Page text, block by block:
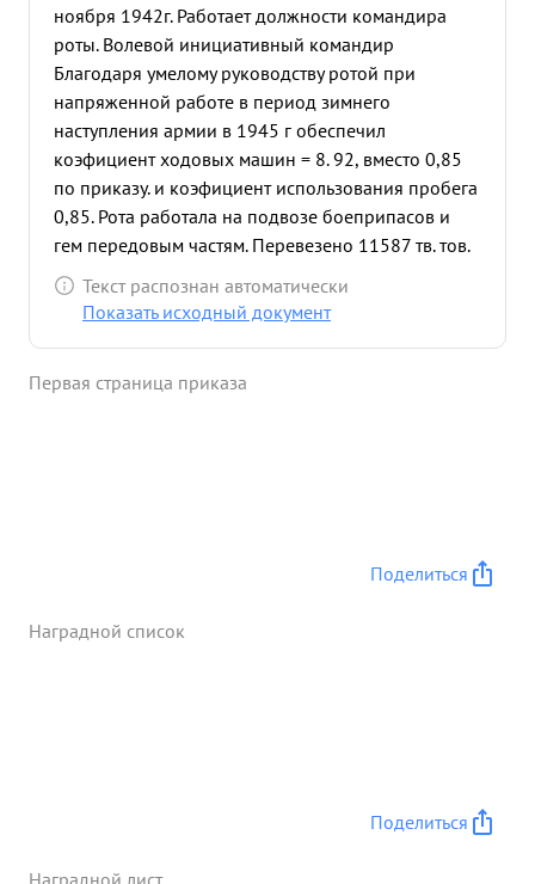
ноября 1942г. Работает должности командира
роты. Волевой инициативный командир
Благодаря умелому руководству ротой при
напряженной работе в период зимнего
наступления армии в 1945 г обеспечил
коэфициент ходовых машин = 8. 92, вместо 0,85
по приказу. и коэфициент использования пробега
0,85. Рота работала на подвозе боеприпасов и
гем передовым частям. Перевезено 11587 тв. тов.
груза, сделав пробег 510520 км, при этом
сэкономлено 5900 т. бензина. В момент
ответственное задами. Колонной в 10
форсировании Одера, несмотря на артмонь
обеспечивает подвод неосправочных средств к
Текст распознан автоматически
Показать исходный документ
Первая страница приказа
Поделиться
Наградной список
Поделиться
Наградной лист